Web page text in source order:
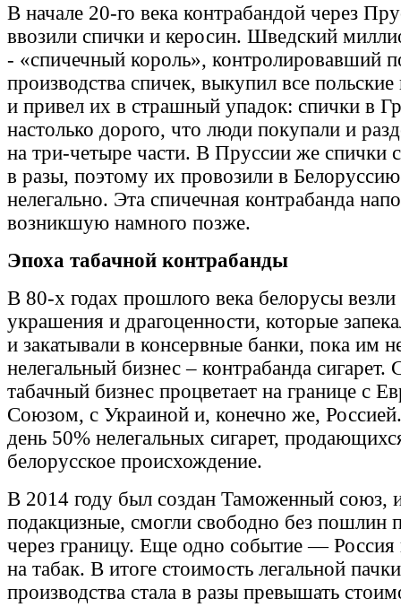
В начале 20-го века контрабандой через
ввозили спички и керосин. Шведский
- «спичечный король», контролировавший
производства спичек, выкупил все
и привел их в страшный упадок: спички в
настолько дорого, что люди покупали и
на три-четыре части. В Пруссии же спички
в разы, поэтому их провозили в
нелегально. Эта спичечная контрабанда
возникшую намного позже.
Эпоха табачной контрабанды
В 80-х годах прошлого века белорусы
украшения и драгоценности, которые
и закатывали в консервные банки, пока им
нелегальный бизнес – контрабанда сигарет.
табачный бизнес процветает на границе с
Союзом, с Украиной и, конечно же,
день 50% нелегальных сигарет,
белорусское происхождение.
В 2014 году был создан Таможенный союз,
подакцизные, смогли свободно без пошлин
через границу. Еще одно событие — Россия
на табак. В итоге стоимость легальной
производства стала в разы превышать